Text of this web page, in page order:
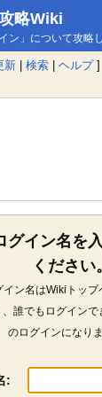
略Wiki
ン」について攻略
新 | 検索 | ヘルプ
グイン名を
ください。
ン名はWikiトップ
誰でもログイン
のログインになりま
: